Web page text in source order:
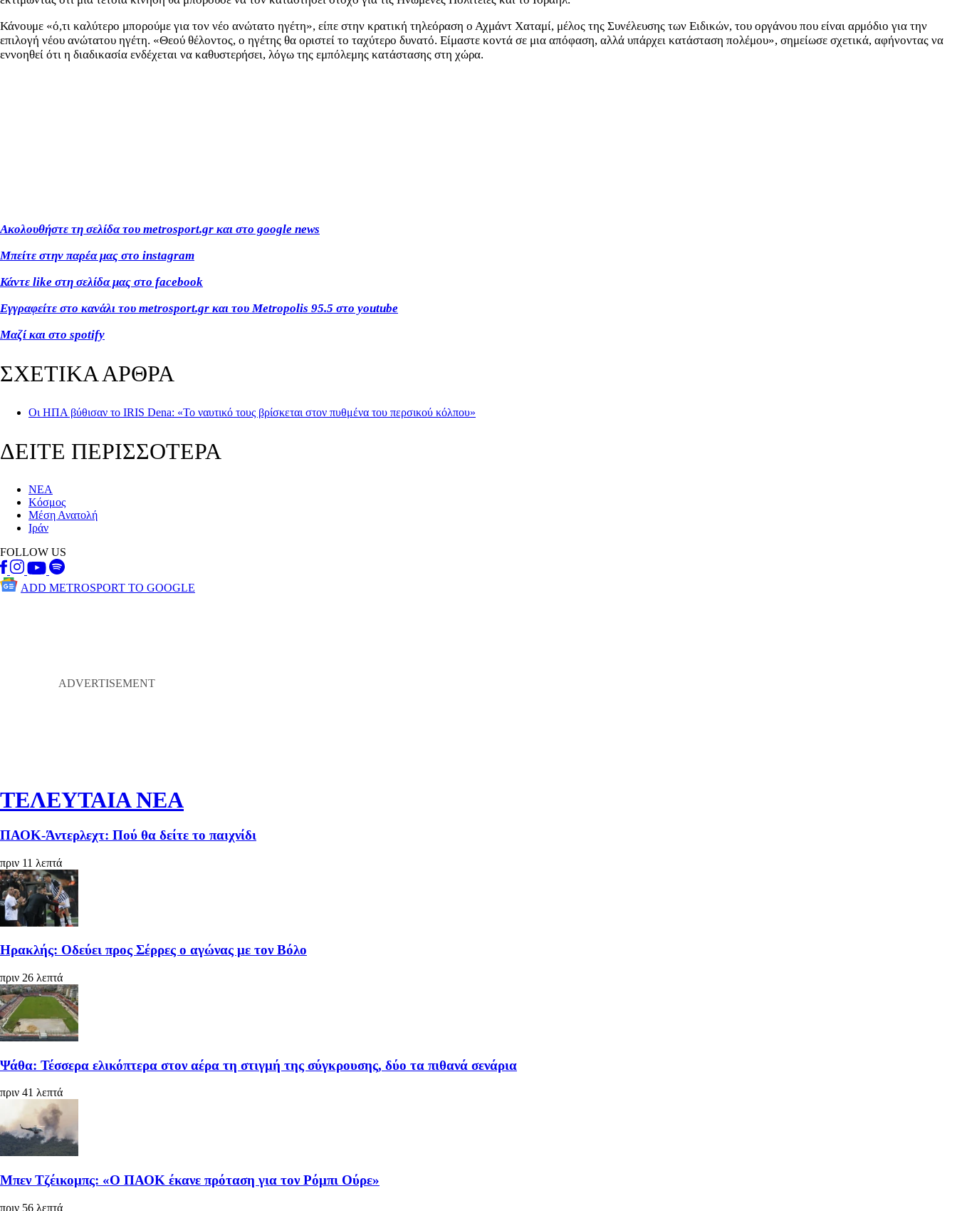
Κάνουμε «ό,τι καλύτερο μπορούμε για τον νέο ανώτατο ηγέτη», είπε στην κρατική τηλεόραση ο Αχμάντ Χαταμί, μέλος της Συνέλευσης των Ειδικών, του οργάνου που είναι αρμόδιο για την
επιλογή νέου ανώτατου ηγέτη. «Θεού θέλοντος, ο ηγέτης θα οριστεί το ταχύτερο δυνατό. Είμαστε κοντά σε μια απόφαση, αλλά υπάρχει κατάσταση πολέμου», σημείωσε σχετικά, αφήνοντας να
εννοηθεί ότι η διαδικασία ενδέχεται να καθυστερήσει, λόγω της εμπόλεμης κατάστασης στη χώρα.
Ακολουθήστε τη σελίδα του metrosport.gr και στο google news
Μπείτε στην παρέα μας στο instagram
Κάντε like στη σελίδα μας στο facebook
Εγγραφείτε στο κανάλι του metrosport.gr και του Metropolis 95.5 στο youtube
Μαζί και στο spotify
ΣΧΕΤΙΚΑ ΑΡΘΡΑ
Οι ΗΠΑ βύθισαν το IRIS Dena: «Το ναυτικό τους βρίσκεται στον πυθμένα του περσικού κόλπου»
ΔΕΙΤΕ ΠΕΡΙΣΣΟΤΕΡΑ
ΝΕΑ
Κόσμος
Μέση Ανατολή
Ιράν
FOLLOW US
ADD METROSPORT TO GOOGLE
ΤΕΛΕΥΤΑΙΑ ΝΕΑ
ΠΑΟΚ-Άντερλεχτ: Πού θα δείτε το παιχνίδι
πριν 11 λεπτά
Ηρακλής: Οδεύει προς Σέρρες ο αγώνας με τον Βόλο
πριν 26 λεπτά
Ψάθα: Τέσσερα ελικόπτερα στον αέρα τη στιγμή της σύγκρουσης, δύο τα πιθανά σενάρια
πριν 41 λεπτά
Μπεν Τζέικομπς: «Ο ΠΑΟΚ έκανε πρόταση για τον Ρόμπι Ούρε»
πριν 56 λεπτά